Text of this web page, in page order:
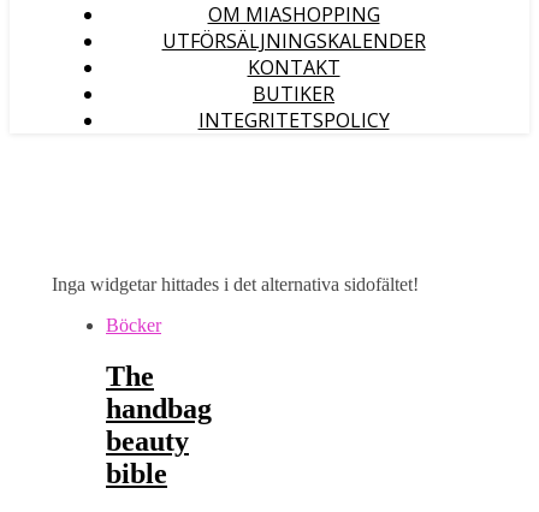
OM MIASHOPPING
UTFÖRSÄLJNINGSKALENDER
KONTAKT
BUTIKER
INTEGRITETSPOLICY
Inga widgetar hittades i det alternativa sidofältet!
Böcker
The
handbag
beauty
bible